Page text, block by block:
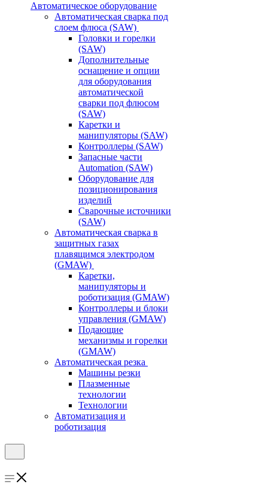
Автоматическое оборудование
Автоматическая сварка под
слоем флюса (SAW)
Головки и горелки
(SAW)
Дополнительные
оснащение и опции
для оборудования
автоматической
сварки под флюсом
(SAW)
Каретки и
манипуляторы (SAW)
Контроллеры (SAW)
Запасные части
Automation (SAW)
Оборудование для
позиционирования
изделий
Сварочные источники
(SAW)
Автоматическая сварка в
защитных газах
плавящимся электродом
(GMAW)
Каретки,
манипуляторы и
роботизация (GMAW)
Контроллеры и блоки
управления (GMAW)
Подающие
механизмы и горелки
(GMAW)
Автоматическая резка
Машины резки
Плазменные
технологии
Технологии
Автоматизация и
роботизация